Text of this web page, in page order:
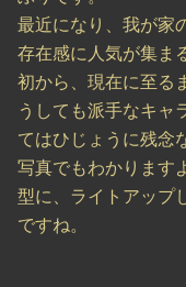
最近になり、我が家
存在感に人気が集ま
初から、現在に至る
うしても派手なキャ
てはひじょうに残念
写真でもわかります
型に、ライトアップ
ですね。